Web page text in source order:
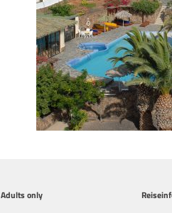
Adults only